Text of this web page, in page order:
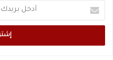
بريدك
الإلكتروني